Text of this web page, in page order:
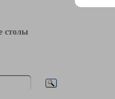
столы